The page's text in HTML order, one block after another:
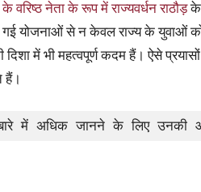
नेता के रूप में राज्यवर्धन राठौड़के
गई योजनाओं से न केवल राज्य के युवाओं
में भी महत्वपूर्ण कदम हैं। ऐसे
हैं।
बारे में अधिक जानने के लिए उनकी